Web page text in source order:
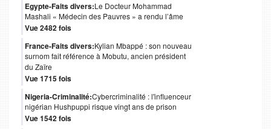
Egypte-Faits divers:Le Docteur Mohammad
Mashali « Médecin des Pauvres » a rendu l’âme
Vue 2482 fois
France-Faits divers:Kylian Mbappé : son nouveau
surnom fait référence à Mobutu, ancien président
du Zaïre
Vue 1715 fois
Nigeria-Criminalité:Cybercriminalité : l'influenceur
nigérian Hushpuppi risque vingt ans de prison
Vue 1542 fois